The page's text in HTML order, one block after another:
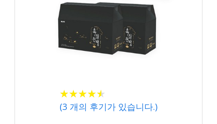
★★★★★
★★★★★
(3 개의 후기가 있습니다.)